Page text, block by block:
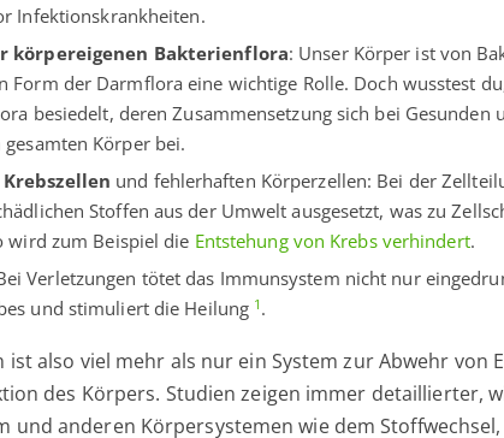
Infektionskrankheiten.
körpereigenen Bakterienflora: Unser Körper ist von
Form der Darmflora eine wichtige Rolle. Doch wusstest
besiedelt, deren Zusammensetzung sich bei
Körper bei.
und fehlerhaften Körperzellen: Bei der
Stoffen aus der Umwelt ausgesetzt, was zu
wird zum Beispiel die Entstehung von Krebs verhindert.
Verletzungen tötet das Immunsystem nicht nur
und stimuliert die Heilung 1 .
ist also viel mehr als nur ein System zur Abwehr
des Körpers. Studien zeigen immer detaillierter,
und anderen Körpersystemen wie dem